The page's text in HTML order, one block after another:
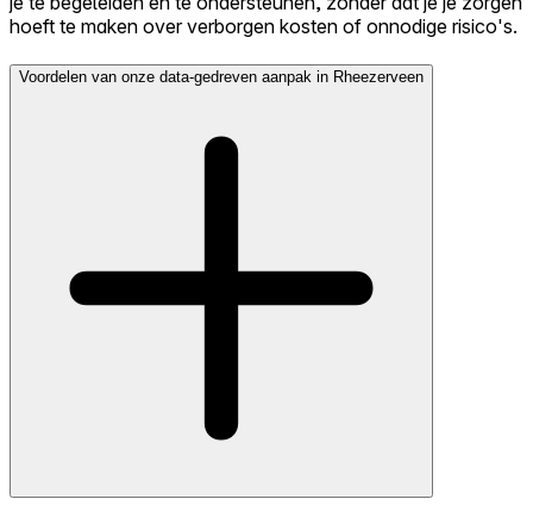
hoeft te maken over verborgen kosten of onnodige risico's.
Voordelen van onze data-gedreven aanpak in Rheezerveen